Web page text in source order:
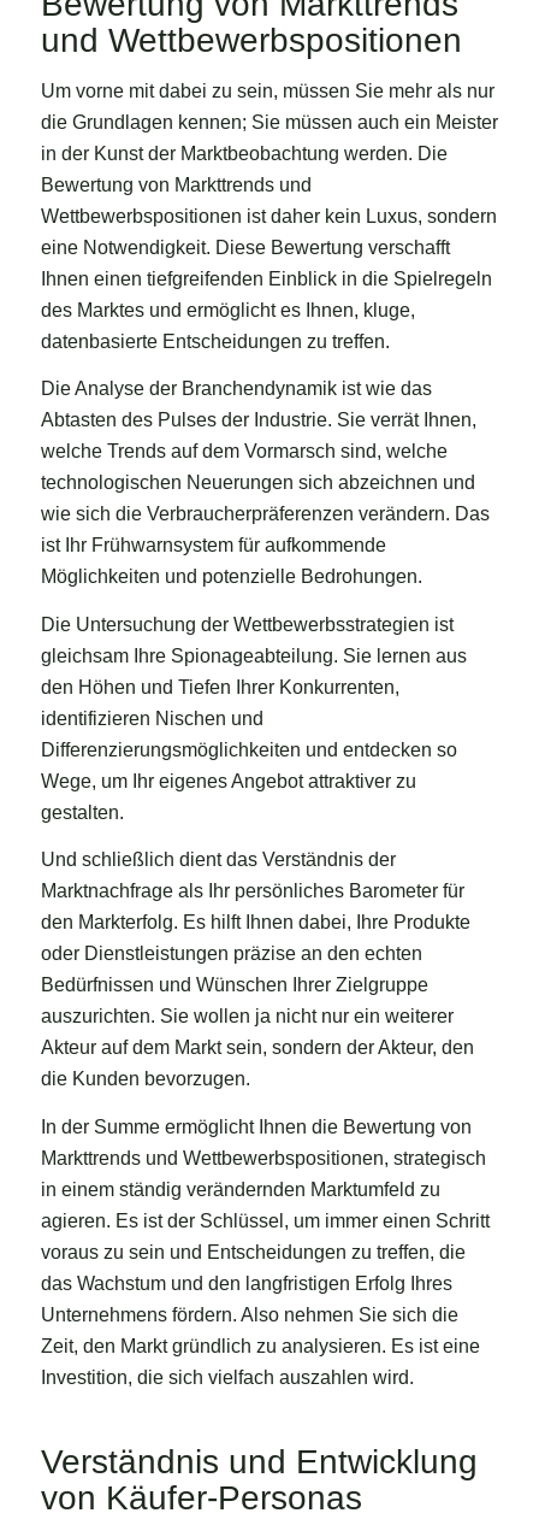
und Wettbewerbspositionen
Um vorne mit dabei zu sein, müssen Sie mehr als nur
die Grundlagen kennen; Sie müssen auch ein Meister
in der Kunst der Marktbeobachtung werden. Die
Bewertung von Markttrends und
Wettbewerbspositionen ist daher kein Luxus, sondern
eine Notwendigkeit. Diese Bewertung verschafft
Ihnen einen tiefgreifenden Einblick in die Spielregeln
des Marktes und ermöglicht es Ihnen, kluge,
datenbasierte Entscheidungen zu treffen.
Die Analyse der Branchendynamik ist wie das
Abtasten des Pulses der Industrie. Sie verrät Ihnen,
welche Trends auf dem Vormarsch sind, welche
technologischen Neuerungen sich abzeichnen und
wie sich die Verbraucherpräferenzen verändern. Das
ist Ihr Frühwarnsystem für aufkommende
Möglichkeiten und potenzielle Bedrohungen.
Die Untersuchung der Wettbewerbsstrategien ist
gleichsam Ihre Spionageabteilung. Sie lernen aus
den Höhen und Tiefen Ihrer Konkurrenten,
identifizieren Nischen und
Differenzierungsmöglichkeiten und entdecken so
Wege, um Ihr eigenes Angebot attraktiver zu
gestalten.
Und schließlich dient das Verständnis der
Marktnachfrage als Ihr persönliches Barometer für
den Markterfolg. Es hilft Ihnen dabei, Ihre Produkte
oder Dienstleistungen präzise an den echten
Bedürfnissen und Wünschen Ihrer Zielgruppe
auszurichten. Sie wollen ja nicht nur ein weiterer
Akteur auf dem Markt sein, sondern der Akteur, den
die Kunden bevorzugen.
In der Summe ermöglicht Ihnen die Bewertung von
Markttrends und Wettbewerbspositionen, strategisch
in einem ständig verändernden Marktumfeld zu
agieren. Es ist der Schlüssel, um immer einen Schritt
voraus zu sein und Entscheidungen zu treffen, die
das Wachstum und den langfristigen Erfolg Ihres
Unternehmens fördern. Also nehmen Sie sich die
Zeit, den Markt gründlich zu analysieren. Es ist eine
Investition, die sich vielfach auszahlen wird.
Verständnis und Entwicklung
von Käufer-Personas